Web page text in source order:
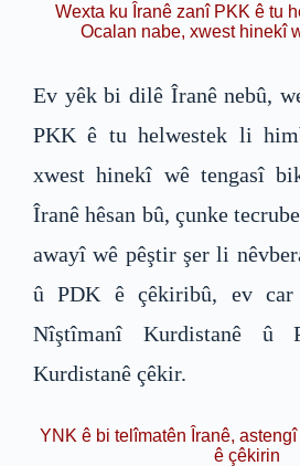
Wexta ku Îranê zanî PKK ê tu
Ocalan nabe, xwest hinekî
Ev yêk bi dilê Îranê nebû,
PKK ê tu helwestek li
xwest hinekî wê tengasî
Îranê hêsan bû, çunke
awayî wê pêştir şer li
û PDK ê çêkiribû, ev car
Nîştîmanî Kurdistanê û
Kurdistanê çêkir.
YNK ê bi telîmatên Îranê,
ê çêkirin